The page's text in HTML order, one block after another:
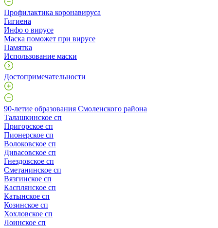
Профилактика коронавируса
Гигиена
Инфо о вирусе
Маска поможет при вирусе
Памятка
Использование маски
Достопримечательности
90-летие образования Смоленского района
Талашкинское сп
Пригорское сп
Пионерское сп
Волоковское сп
Дивасовское сп
Гнездовское сп
Сметанинское сп
Вязгинское сп
Касплянское сп
Катынское сп
Козинское сп
Хохловское сп
Лоинское сп